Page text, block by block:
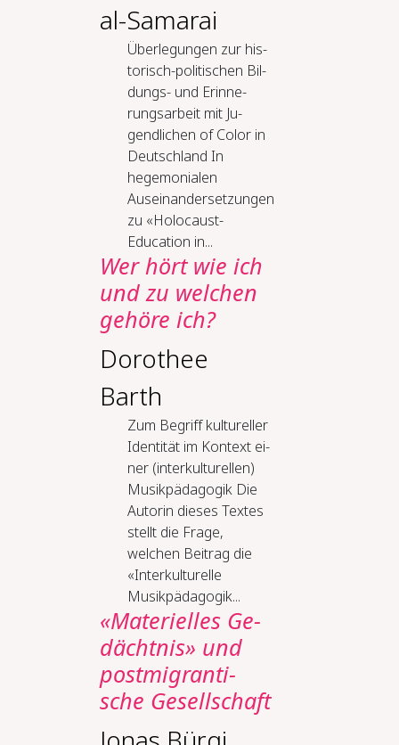
al-Samarai
Über­le­gun­gen zur his­
to­risch-​po­li­ti­schen Bil­
dungs-​ und Er­in­ne­
rungs­ar­beit mit Ju­
gend­li­chen of Co­lor in
Deutsch­land In
hegemonialen
Auseinandersetzungen
zu «Holocaust-
Education in...
Wer hört wie ich
und zu wel­chen
ge­hö­re ich?
Dorothee
Barth
Zum Be­griff kul­tu­rel­ler
Iden­ti­tät im Kon­text ei­
ner (in­ter­kul­tu­rel­len)
Mu­sik­päd­ago­gik Die
Autorin dieses Textes
stellt die Frage,
welchen Beitrag die
«Interkulturelle
Musikpädagogik...
«Ma­te­ri­el­les Ge­
dächt­nis» und
post­mi­gran­ti­
sche Ge­sell­schaft